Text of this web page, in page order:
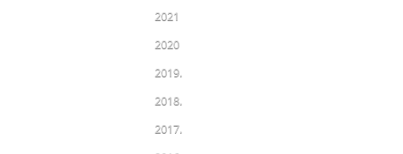
2021
2020
2019.
2018.
2017.